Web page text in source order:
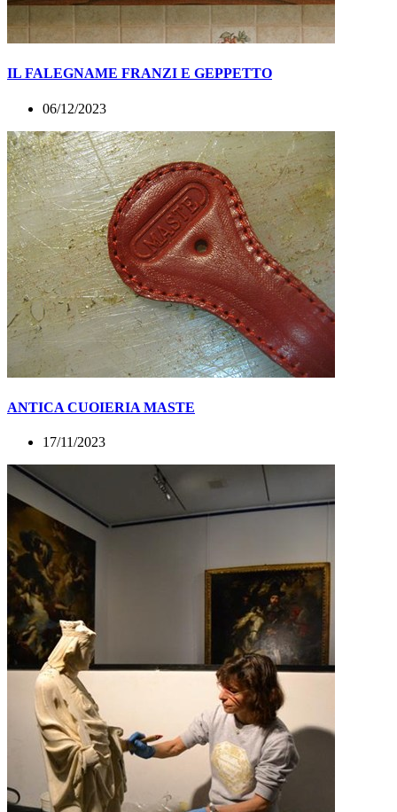
IL FALEGNAME FRANZI E GEPPETTO
06/12/2023
ANTICA CUOIERIA MASTE
17/11/2023